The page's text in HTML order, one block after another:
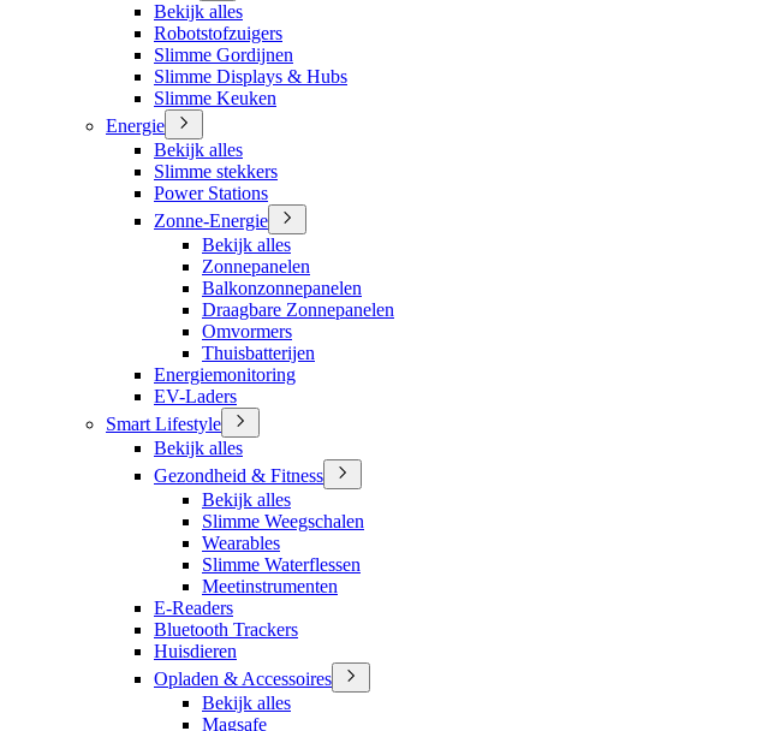
Bekijk alles
Robotstofzuigers
Slimme Gordijnen
Slimme Displays & Hubs
Slimme Keuken
Energie
Bekijk alles
Slimme stekkers
Power Stations
Zonne-Energie
Bekijk alles
Zonnepanelen
Balkonzonnepanelen
Draagbare Zonnepanelen
Omvormers
Thuisbatterijen
Energiemonitoring
EV-Laders
Smart Lifestyle
Bekijk alles
Gezondheid & Fitness
Bekijk alles
Slimme Weegschalen
Wearables
Slimme Waterflessen
Meetinstrumenten
E-Readers
Bluetooth Trackers
Huisdieren
Opladen & Accessoires
Bekijk alles
Magsafe